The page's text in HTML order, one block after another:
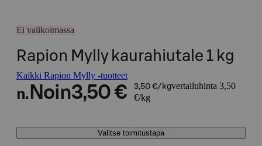
Ei valikoimassa
Rapion Mylly kaurahiutale 1 kg
Kaikki Rapion Mylly -tuotteet
n. Noin3,50 € 3,50 €/kgvertailuhinta 3,50
€/kg
Valitse toimitustapa